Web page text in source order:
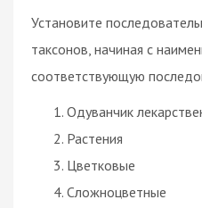
Установите
таксонов, начиная с
соответствующую
Одуванчик
Растения
Цветковые
Сложноцветные